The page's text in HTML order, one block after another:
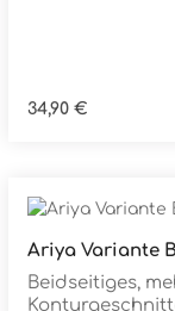
Regulärer Preis:
34,90 €
Ariya Variante B
Beidseitiges,